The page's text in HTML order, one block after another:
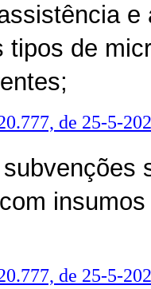
e
tipos de
de 25-5-
de 25-5-